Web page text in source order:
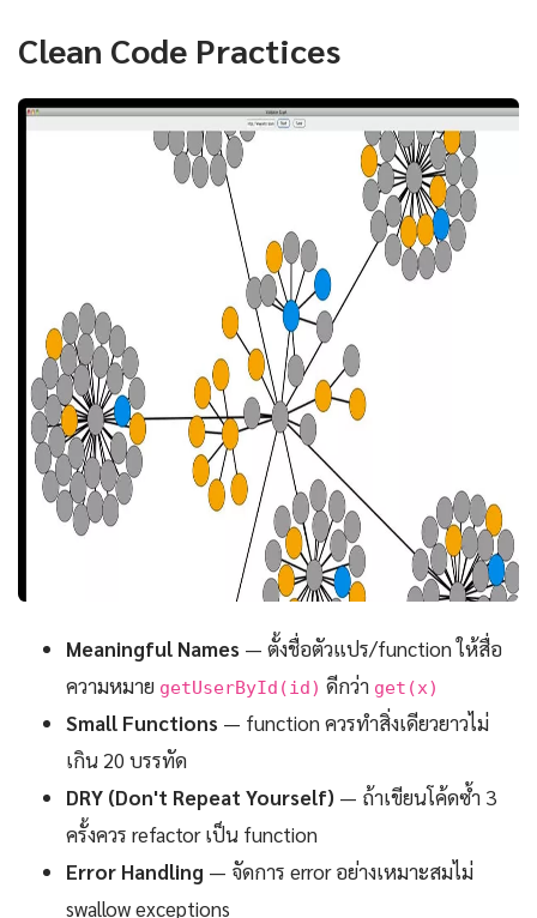
Clean Code Practices
Meaningful Names — ตั้งชื่อตัวแปร/function ให้สื่อ
ความหมาย getUserById(id) ดีกว่า get(x)
Small Functions — function ควรทำสิ่งเดียวยาวไม่
เกิน 20 บรรทัด
DRY (Don't Repeat Yourself) — ถ้าเขียนโค้ดซ้ำ 3
ครั้งควร refactor เป็น function
Error Handling — จัดการ error อย่างเหมาะสมไม่
swallow exceptions